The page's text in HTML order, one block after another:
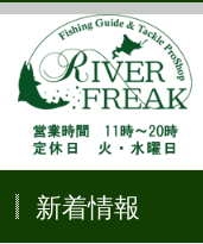
新着情報